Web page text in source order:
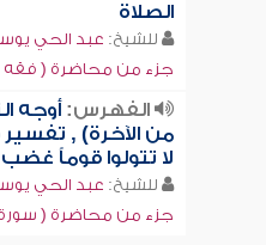
الصلاة
للشيخ: عبد الحي
جزء من محاضرة ( فقه
الفهرس:أوجه
من الآخرة) , تفسير
لا تتولوا قوماً
للشيخ: عبد الحي
جزء من محاضرة ( سورة